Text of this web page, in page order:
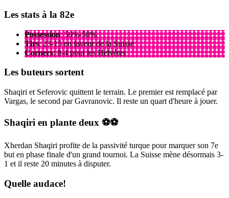
Les stats à la 82e
Possession: 50%-50%
Tirs: 23-15 en faveur de la Suisse
Corners: 8-4 pour les Helvètes
Les buteurs sortent
Shaqiri et Seferovic quittent le terrain. Le premier est remplacé par
Vargas, le second par Gavranovic. Il reste un quart d'heure à jouer.
Shaqiri en plante deux ⚽⚽
Xherdan Shaqiri profite de la passivité turque pour marquer son 7e
but en phase finale d'un grand tournoi. La Suisse mène désormais 3-
1 et il reste 20 minutes à disputer.
Quelle audace!